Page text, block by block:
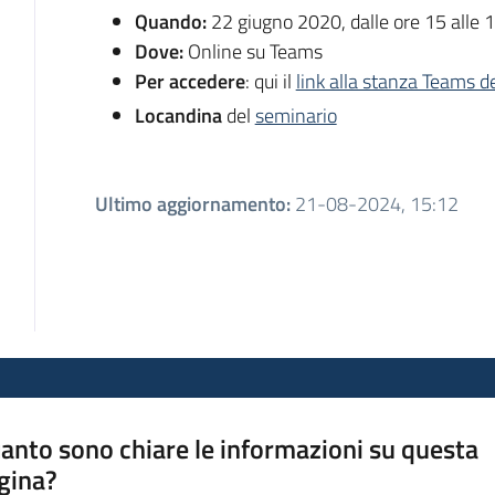
Quando:22 giugno 2020, dalle ore 15 alle
Dove:Online su Teams
Per accedere: qui il link alla stanza Teams
Locandinadelseminario
Ultimo aggiornamento:21-08-2024, 15:12
sono chiare le informazioni su questa